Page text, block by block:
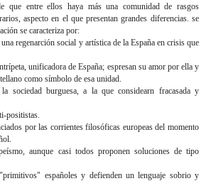
que entre ellos haya más una comunidad de rasgos
aspecto en el que presentan grandes diferencias. se
se caracteriza por:
regenarción social y artística de la España en crisis que
unificadora de España; espresan su amor por ella y
como símbolo de esa unidad.
sociedad burguesa, a la que considearn fracasada y
positistas.
por las corrientes filosóficas europeas del momento
aunque casi todos proponen soluciones de tipo
españoles y defienden un lenguaje sobrio y